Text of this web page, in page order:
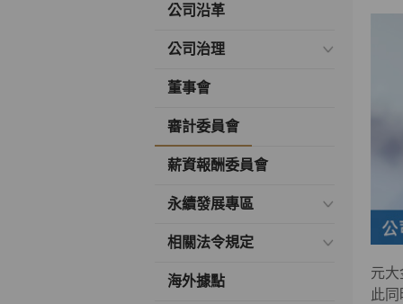
公司沿革
公司治理
董事會
審計委員會
薪資報酬委員會
永續發展專區
相關法令規定
海外據點
元
此